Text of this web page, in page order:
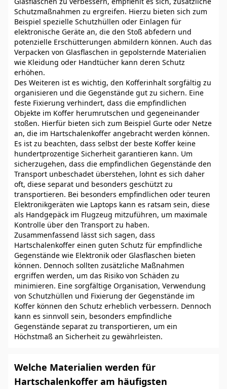
Schutzmaßnahmen zu ergreifen. Hierzu bieten sich zum
Beispiel spezielle Schutzhüllen oder Einlagen für
elektronische Geräte an, die den Stoß abfedern und
potenzielle Erschütterungen abmildern können. Auch das
Verpacken von Glasflaschen in gepolsternde Materialien
wie Kleidung oder Handtücher kann deren Schutz
erhöhen.
Des Weiteren ist es wichtig, den Kofferinhalt sorgfältig zu
organisieren und die Gegenstände gut zu sichern. Eine
feste Fixierung verhindert, dass die empfindlichen
Objekte im Koffer herumrutschen und gegeneinander
stoßen. Hierfür bieten sich zum Beispiel Gurte oder Netze
an, die im Hartschalenkoffer angebracht werden können.
Es ist zu beachten, dass selbst der beste Koffer keine
hundertprozentige Sicherheit garantieren kann. Um
sicherzugehen, dass die empfindlichen Gegenstände den
Transport unbeschadet überstehen, lohnt es sich daher
oft, diese separat und besonders geschützt zu
transportieren. Bei besonders empfindlichen oder teuren
Elektronikgeräten wie Laptops kann es ratsam sein, diese
als Handgepäck im Flugzeug mitzuführen, um maximale
Kontrolle über den Transport zu haben.
Zusammenfassend lässt sich sagen, dass
Hartschalenkoffer einen guten Schutz für empfindliche
Gegenstände wie Elektronik oder Glasflaschen bieten
können. Dennoch sollten zusätzliche Maßnahmen
ergriffen werden, um das Risiko von Schäden zu
minimieren. Eine sorgfältige Organisation, Verwendung
von Schutzhüllen und Fixierung der Gegenstände im
Koffer können den Schutz erheblich verbessern. Dennoch
kann es sinnvoll sein, besonders empfindliche
Gegenstände separat zu transportieren, um ein
Höchstmaß an Sicherheit zu gewährleisten.
Welche Materialien werden für
Hartschalenkoffer am häufigsten